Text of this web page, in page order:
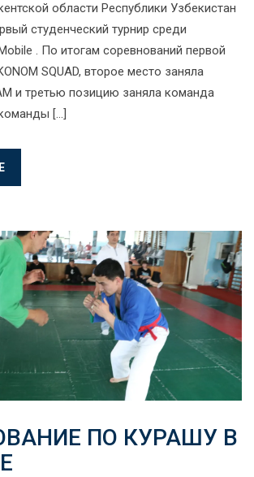
области Республики Узбекистан
студенческий турнир среди
. По итогам соревнований первой
SQUAD, второе место заняла
и третью позицию заняла команда
[…]
ПО КУРАШУ В